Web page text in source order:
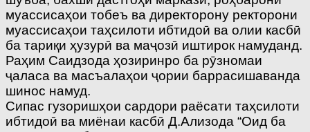
муассисаҳои тобеъ ва директорону ректорони
муассисаҳои таҳсилоти ибтидоӣ ва олии касбӣ
ба тариқи ҳузурӣ ва маҷозӣ иштирок намуданд.
Раҳим Саидзода ҳозиринро ба рӯзномаи
ҷаласа ва масъалаҳои ҷории баррасишаванда
шинос намуд.
Сипас гузоришҳои сардори раёсати таҳсилоти
ибтидоӣ ва миёнаи касбӣ Д.Ализода “Оид ба